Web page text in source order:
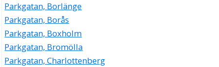
Parkgatan, Borlänge
Parkgatan, Borås
Parkgatan, Boxholm
Parkgatan, Bromölla
Parkgatan, Charlottenberg